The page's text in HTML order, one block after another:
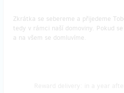
Zkrátka se sebereme a přijedeme
tedy v rámci naší domoviny. Pokud
a na všem se domluvíme.